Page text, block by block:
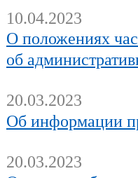
10.04.2023
О положениях
об
20.03.2023
Об информации
20.03.2023